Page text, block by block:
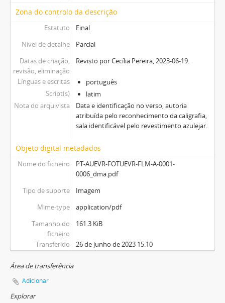
Zona do controlo da descrição
Estatuto
Final
Nível de detalhe
Parcial
Datas de criação,
revisão, eliminação
Revisto por Cecília Pereira, 2023-06-19.
Línguas e escritas
português
Script(s)
latim
Nota do arquivista
Data e identificação no verso, autoria
atribuída pelo reconhecimento da caligrafia,
sala identificável pelo revestimento azulejar.
Objeto digital metadados
Nome do ficheiro
PT-AUEVR-FOTUEVR-FLM-A-0001-
0006_dma.pdf
Tipo de suporte
Imagem
Mime-type
application/pdf
Tamanho do
ficheiro
161.3 KiB
Transferido 26 de junho de 2023 15:10
Área de transferência
Adicionar
Explorar